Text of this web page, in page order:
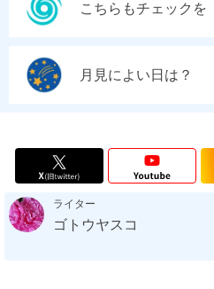
こちらもチェックを
月見によい日は？
ライター
ゴトウヤスコ